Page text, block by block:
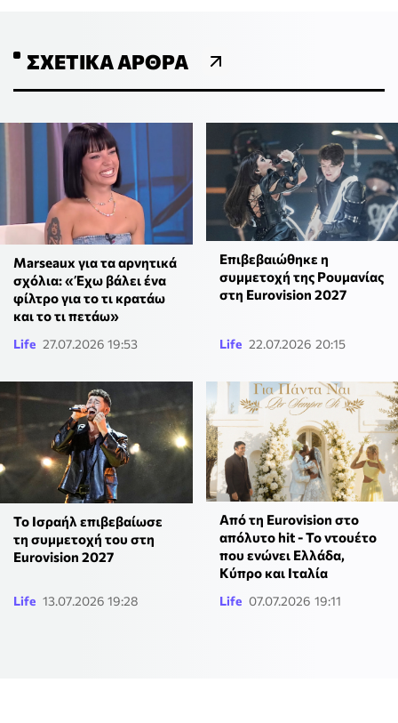
ΣΧΕΤΙΚΆ ΆΡΘΡΑ
Marseaux για τα αρνητικά
σχόλια: «Έχω βάλει ένα
φίλτρο για το τι κρατάω
και το τι πετάω»
Life 27.07.2026 19:53
Επιβεβαιώθηκε η
συμμετοχή της Ρουμανίας
στη Eurovision 2027
Life 22.07.2026 20:15
Το Ισραήλ επιβεβαίωσε
τη συμμετοχή του στη
Eurovision 2027
Life 13.07.2026 19:28
Από τη Eurovision στο
απόλυτο hit - Το ντουέτο
που ενώνει Ελλάδα,
Κύπρο και Ιταλία
Life 07.07.2026 19:11